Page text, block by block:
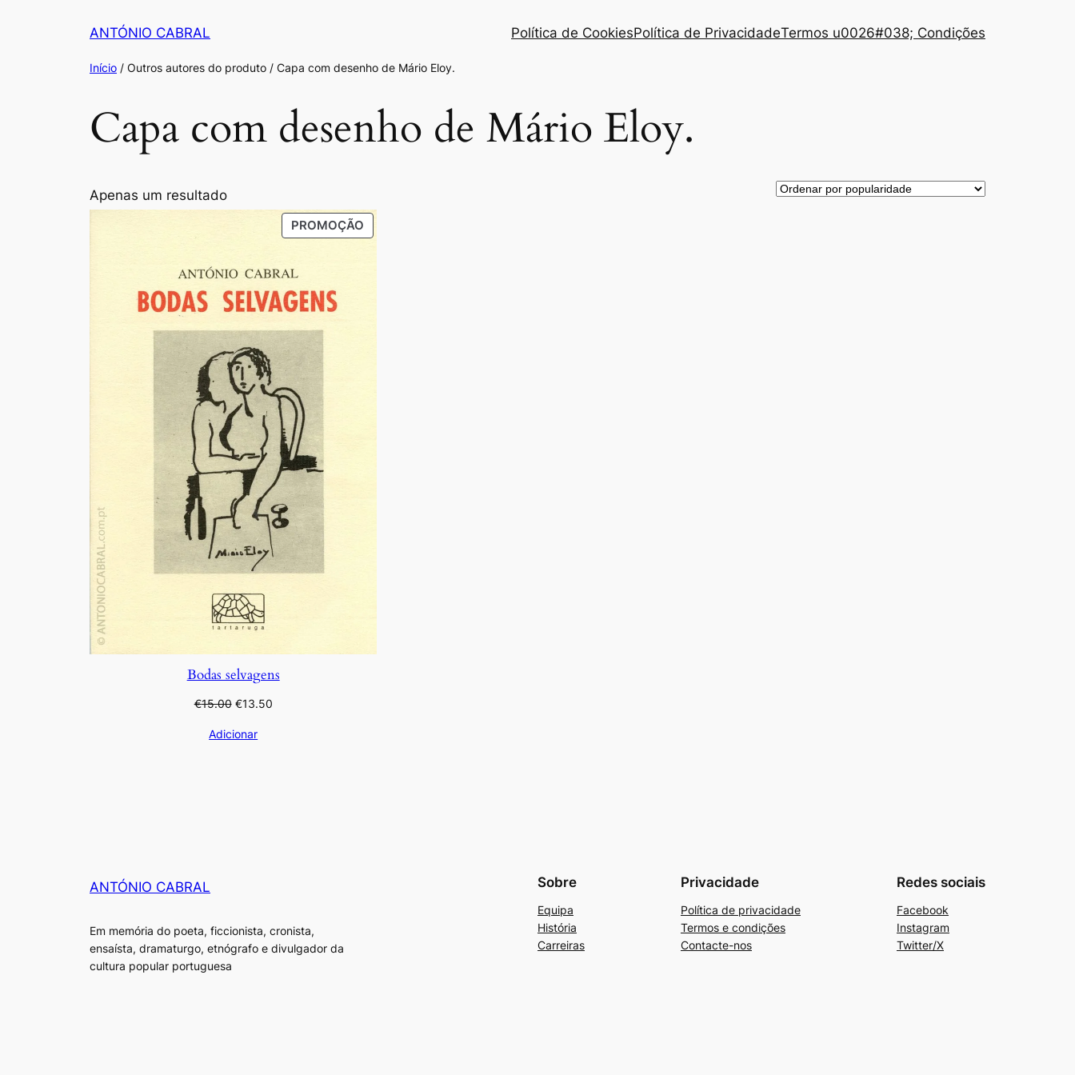
ANTÓNIO CABRAL Política de CookiesPolítica de PrivacidadeTermos u0026#038; Condições
Início / Outros autores do produto / Capa com desenho de Mário Eloy.
Capa com desenho de Mário Eloy.
Apenas um resultado
PROMOÇÃO
EM
Bodas selvagens
€15.00 O
original
€13.50O
Adicionar
ANTÓNIO CABRAL
Em memória do poeta, ficcionista, cronista,
ensaísta, dramaturgo, etnógrafo e divulgador da
cultura popular portuguesa
Sobre
Equipa
História
Carreiras
Privacidade
Política de privacidade
Termos e condições
Contacte-nos
Redes sociais
Facebook
Instagram
Twitter/X